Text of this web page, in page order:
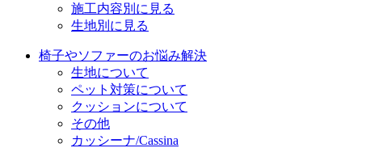
施工内容別に見る
生地別に見る
椅子やソファーのお悩み解決
生地について
ペット対策について
クッションについて
その他
カッシーナ/Cassina